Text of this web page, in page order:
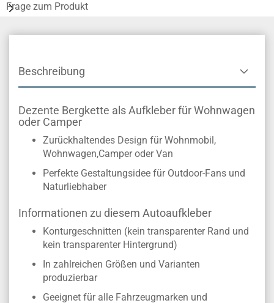
Frage zum Produkt
Beschreibung
Dezente Bergkette als Aufkleber für Wohnwagen
oder Camper
Zurückhaltendes Design für Wohnmobil,
Wohnwagen,Camper oder Van
Perfekte Gestaltungsidee für Outdoor-Fans und
Naturliebhaber
Informationen zu diesem Autoaufkleber
Konturgeschnitten (kein transparenter Rand und
kein transparenter Hintergrund)
In zahlreichen Größen und Varianten
produzierbar
Geeignet für alle Fahrzeugmarken und